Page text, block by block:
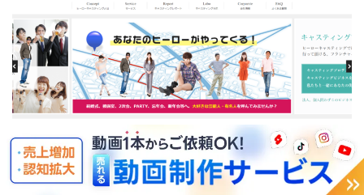
引用：株式会社エイスリー
株式会社エイスリーは、YouTuberだけではなく芸能人、